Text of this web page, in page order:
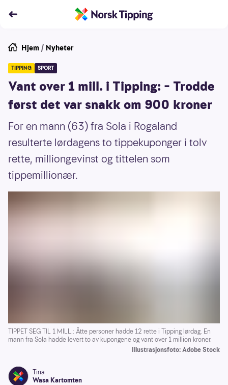
Hjem / Nyheter
TIPPING SPORT
Vant over 1 mill. i Tipping: – Trodde
først det var snakk om 900 kroner
For en mann (63) fra Sola i Rogaland
resulterte lørdagens to tippekuponger i tolv
rette, milliongevinst og tittelen som
tippemillionær.
TIPPET SEG TIL 1 MILL.: Åtte personer hadde 12 rette i Tipping lørdag. En
mann fra Sola hadde levert to av kupongene og vant over 1 million kroner.
Illustrasjonsfoto: Adobe Stock
Tina
Wasa Kartomten